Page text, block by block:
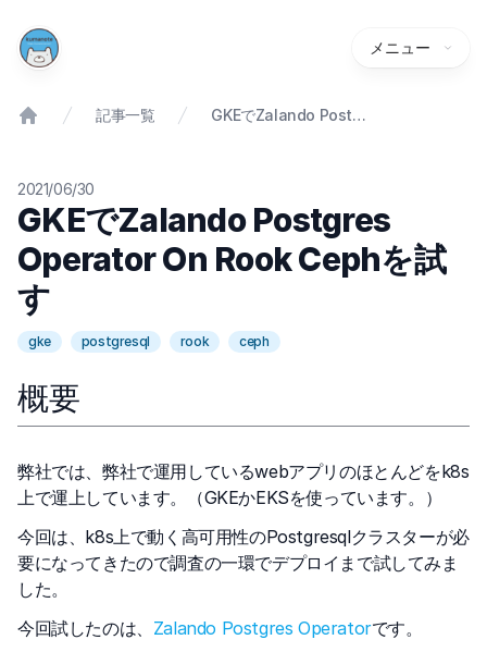
メニュー
記事一覧 GKEでZalando Postgres Operator On Rook Cephを試す
2021/06/30
GKEでZalando Postgres
Operator On Rook Cephを試
す
gke postgresql rook ceph
概要
弊社では、弊社で運用しているwebアプリのほとんどをk8s
上で運上しています。（GKEかEKSを使っています。）
今回は、k8s上で動く高可用性のPostgresqlクラスターが必
要になってきたので調査の一環でデプロイまで試してみま
した。
今回試したのは、 Zalando Postgres Operatorです。